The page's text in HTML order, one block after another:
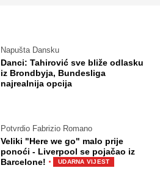
Napušta Dansku
Danci: Tahirović sve bliže odlasku
iz Brondbyja, Bundesliga
najrealnija opcija
Potvrdio Fabrizio Romano
Veliki "Here we go" malo prije
ponoći - Liverpool se pojačao iz
Barcelone! · UDARNA VIJEST